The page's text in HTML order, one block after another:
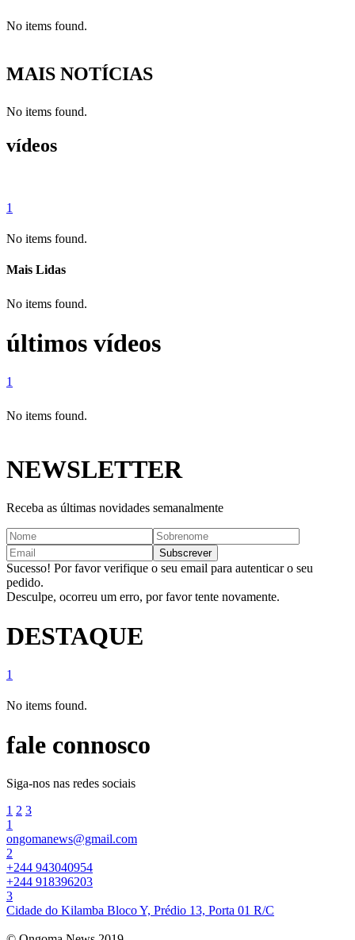
No items found.
MAIS NOTÍCIAS
No items found.
vídeos
1
No items found.
Mais Lidas
No items found.
últimos vídeos
1
No items found.
NEWSLETTER
Receba as últimas novidades semanalmente
Sucesso! Por favor verifique o seu email para autenticar o seu
pedido.
Desculpe, ocorreu um erro, por favor tente novamente.
DESTAQUE
1
No items found.
fale connosco
Siga-nos nas redes sociais
1 2 3
1
ongomanews@gmail.com
2
+244 943040954
+244 918396203
3
Cidade do Kilamba Bloco Y, Prédio 13, Porta 01 R/C